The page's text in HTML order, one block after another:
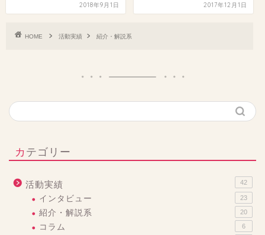
2018年9月1日 2017年12月1日
HOME 活動実績 紹介・解説系
カテゴリー
活動実績 42
インタビュー 23
紹介・解説系 20
コラム 6